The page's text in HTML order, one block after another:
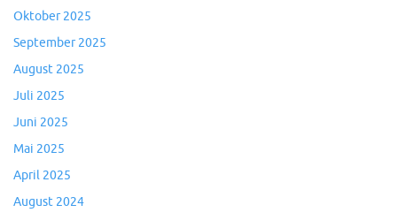
Oktober 2025
September 2025
August 2025
Juli 2025
Juni 2025
Mai 2025
April 2025
August 2024